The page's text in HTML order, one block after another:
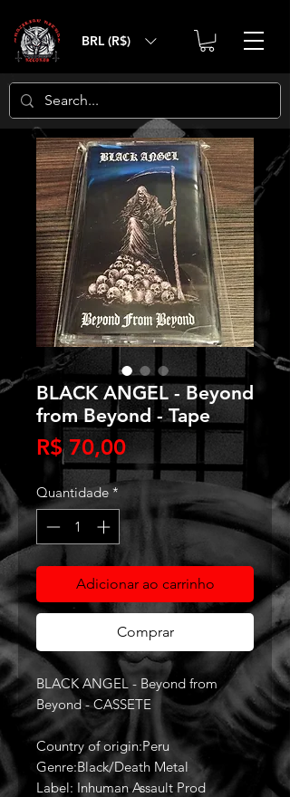
BRL (R$)
BLACK ANGEL - Beyond
from Beyond - Tape
R$ 70,00Preço
Quantidade *
Adicionar ao carrinho
Comprar
BLACK ANGEL - Beyond from
Beyond - CASSETE
Country of origin:Peru
Genre:Black/Death Metal
Label: Inhuman Assault Prod